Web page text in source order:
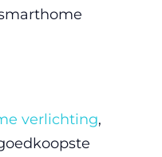
verlichting,